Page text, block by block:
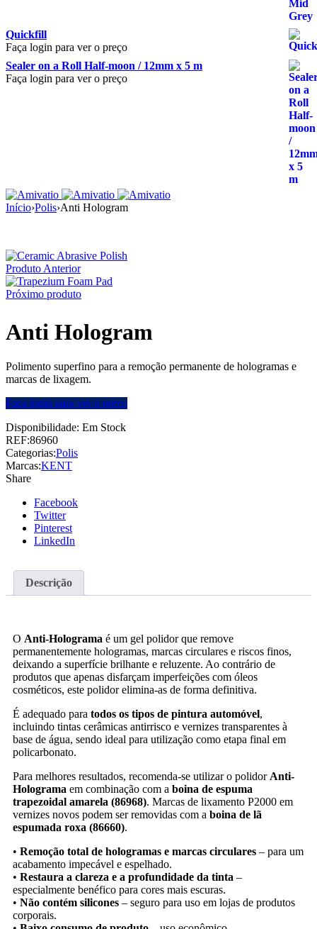
Quickfill
Faça login para ver o preço
Sealer on a Roll Half-moon / 12mm x 5 m
Faça login para ver o preço
Início›Polis›Anti Hologram
Produto Anterior
Próximo produto
Anti Hologram
Polimento superfino para a remoção permanente de hologramas e
marcas de lixagem.
Faça login para ver o preço
Disponibilidade: Em Stock
REF:86960
Categorias:Polis
Marcas:KENT
Share
Facebook
Twitter
Pinterest
LinkedIn
Descrição
O Anti-Holograma é um gel polidor que remove
permanentemente hologramas, marcas circulares e riscos finos,
deixando a superfície brilhante e reluzente. Ao contrário de
produtos que apenas disfarçam imperfeições com óleos
cosméticos, este polidor elimina-as de forma definitiva.
É adequado para todos os tipos de pintura automóvel,
incluindo tintas cerâmicas antirrisco e vernizes transparentes à
base de água, sendo ideal para utilização como etapa final em
policarbonato.
Para melhores resultados, recomenda-se utilizar o polidor Anti-
Holograma em combinação com a boina de espuma
trapezoidal amarela (86968). Marcas de lixamento P2000 em
vernizes novos podem ser removidas com a boina de lã
espumada roxa (86660).
• Remoção total de hologramas e marcas circulares – para um
acabamento impecável e espelhado.
• Restaura a clareza e a profundidade da tinta –
especialmente benéfico para cores mais escuras.
• Não contém silicones – seguro para uso em lojas de produtos
corporais.